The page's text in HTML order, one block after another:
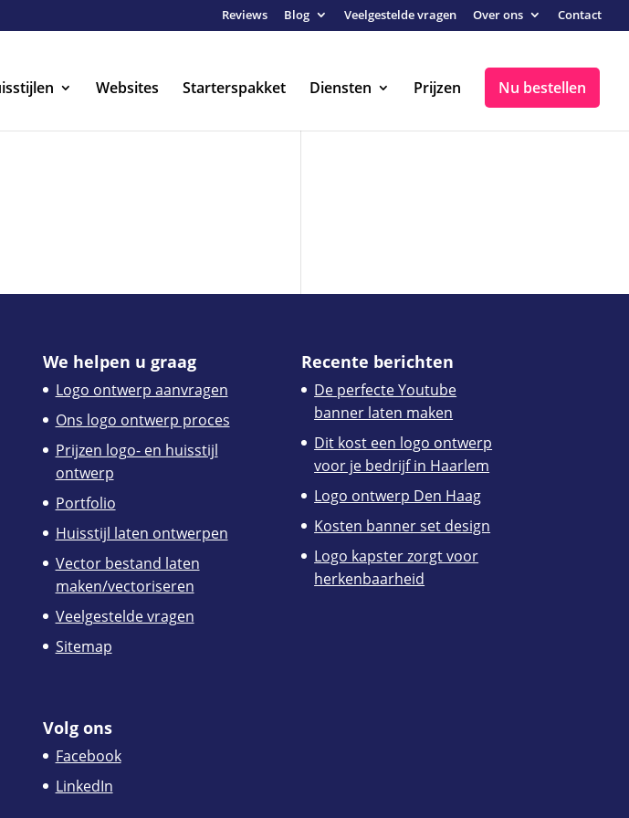
Reviews Blog Veelgestelde vragen Over ons Contact
Websites Starterspakket Diensten Prijzen Nu bestellen
We helpen u graag
Logo ontwerp aanvragen
Ons logo ontwerp proces
Prijzen logo- en huisstijl
ontwerp
Portfolio
Huisstijl laten ontwerpen
Vector bestand laten
maken/vectoriseren
Veelgestelde vragen
Sitemap
Volg ons
Facebook
LinkedIn
Recente berichten
De perfecte Youtube
banner laten maken
Dit kost een logo ontwerp
voor je bedrijf in Haarlem
Logo ontwerp Den Haag
Kosten banner set design
Logo kapster zorgt voor
herkenbaarheid